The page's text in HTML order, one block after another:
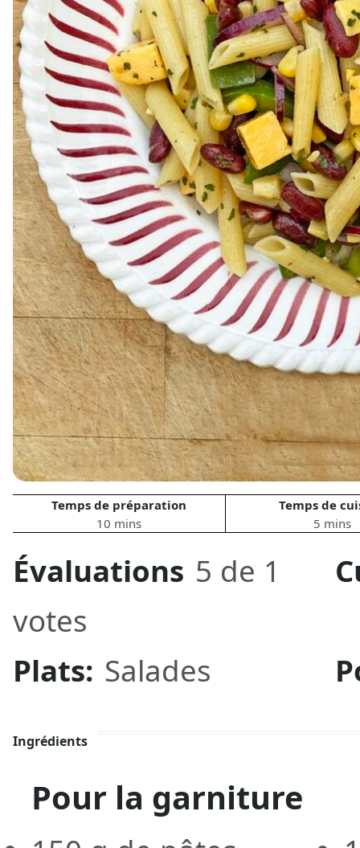
Temps de préparation
10 mins
Temps de
5 mins
Évaluations 5 de 1
votes
Plats: Salades
Ingrédients
Pour la garniture